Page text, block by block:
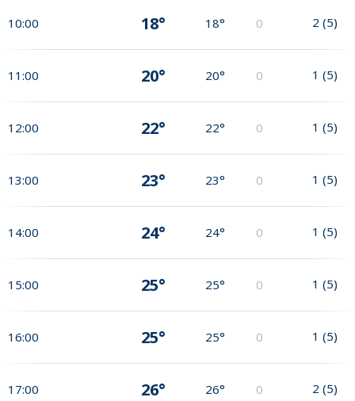
10:00 18° 18° 0 2 (5)
11:00 20° 20° 0 1 (5)
12:00 22° 22° 0 1 (5)
13:00 23° 23° 0 1 (5)
14:00 24° 24° 0 1 (5)
15:00 25° 25° 0 1 (5)
16:00 25° 25° 0 1 (5)
17:00 26° 26° 0 2 (5)